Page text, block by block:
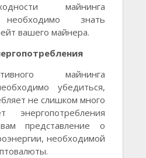
майнинга
необходимо знать
вашего майнера.
майнинга
убедиться,
не слишком много
энергопотребления
представление о
необходимой